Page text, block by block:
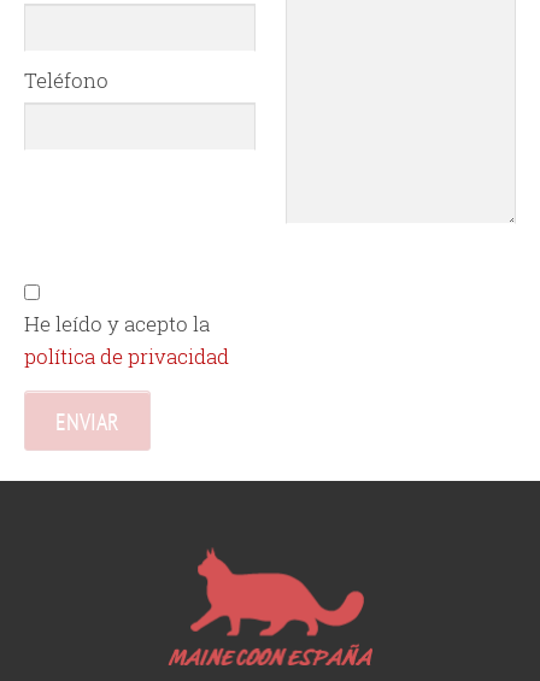
Teléfono
He leído y acepto la
política de privacidad